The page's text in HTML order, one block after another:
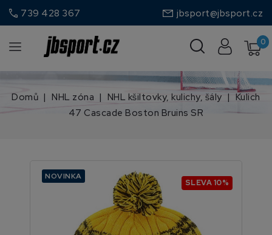
call 739 428 367 jbsport@jbsport.cz
0
Domů NHL zóna NHL kšiltovky, kulichy, šály
Kulich
47 Cascade Boston Bruins SR
NOVINKA
SLEVA 10%